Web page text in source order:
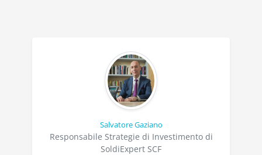
Salvatore Gaziano
Responsabile Strategie di Investimento di
SoldiExpert SCF